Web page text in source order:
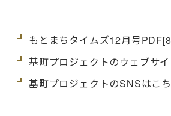
もとまちタイムズ12月号PDF
基町プロジェクトのウェブサ
基町プロジェクトのSNSはこ